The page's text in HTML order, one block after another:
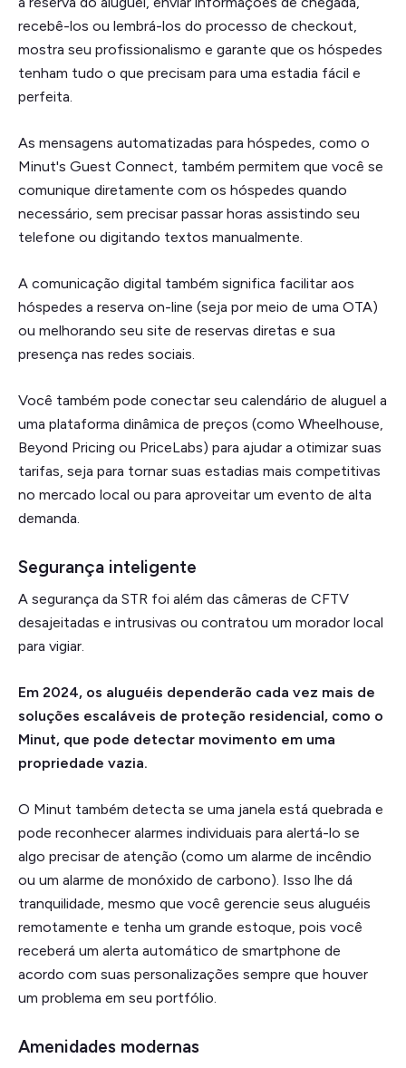
recebê-los ou lembrá-los do processo de checkout,
mostra seu profissionalismo e garante que os hóspedes
tenham tudo o que precisam para uma estadia fácil e
perfeita.
As mensagens automatizadas para hóspedes, como o
Minut's Guest Connect, também permitem que você se
comunique diretamente com os hóspedes quando
necessário, sem precisar passar horas assistindo seu
telefone ou digitando textos manualmente.
A comunicação digital também significa facilitar aos
hóspedes a reserva on-line (seja por meio de uma OTA)
ou melhorando seu site de reservas diretas e sua
presença nas redes sociais.
Você também pode conectar seu calendário de aluguel a
uma plataforma dinâmica de preços (como Wheelhouse,
Beyond Pricing ou PriceLabs) para ajudar a otimizar suas
tarifas, seja para tornar suas estadias mais competitivas
no mercado local ou para aproveitar um evento de alta
demanda.
Segurança inteligente
A segurança da STR foi além das câmeras de CFTV
desajeitadas e intrusivas ou contratou um morador local
para vigiar.
Em 2024, os aluguéis dependerão cada vez mais de
soluções escaláveis de proteção residencial, como o
Minut, que pode detectar movimento em uma
propriedade vazia.
O Minut também detecta se uma janela está quebrada e
pode reconhecer alarmes individuais para alertá-lo se
algo precisar de atenção (como um alarme de incêndio
ou um alarme de monóxido de carbono). Isso lhe dá
tranquilidade, mesmo que você gerencie seus aluguéis
remotamente e tenha um grande estoque, pois você
receberá um alerta automático de smartphone de
acordo com suas personalizações sempre que houver
um problema em seu portfólio.
Amenidades modernas